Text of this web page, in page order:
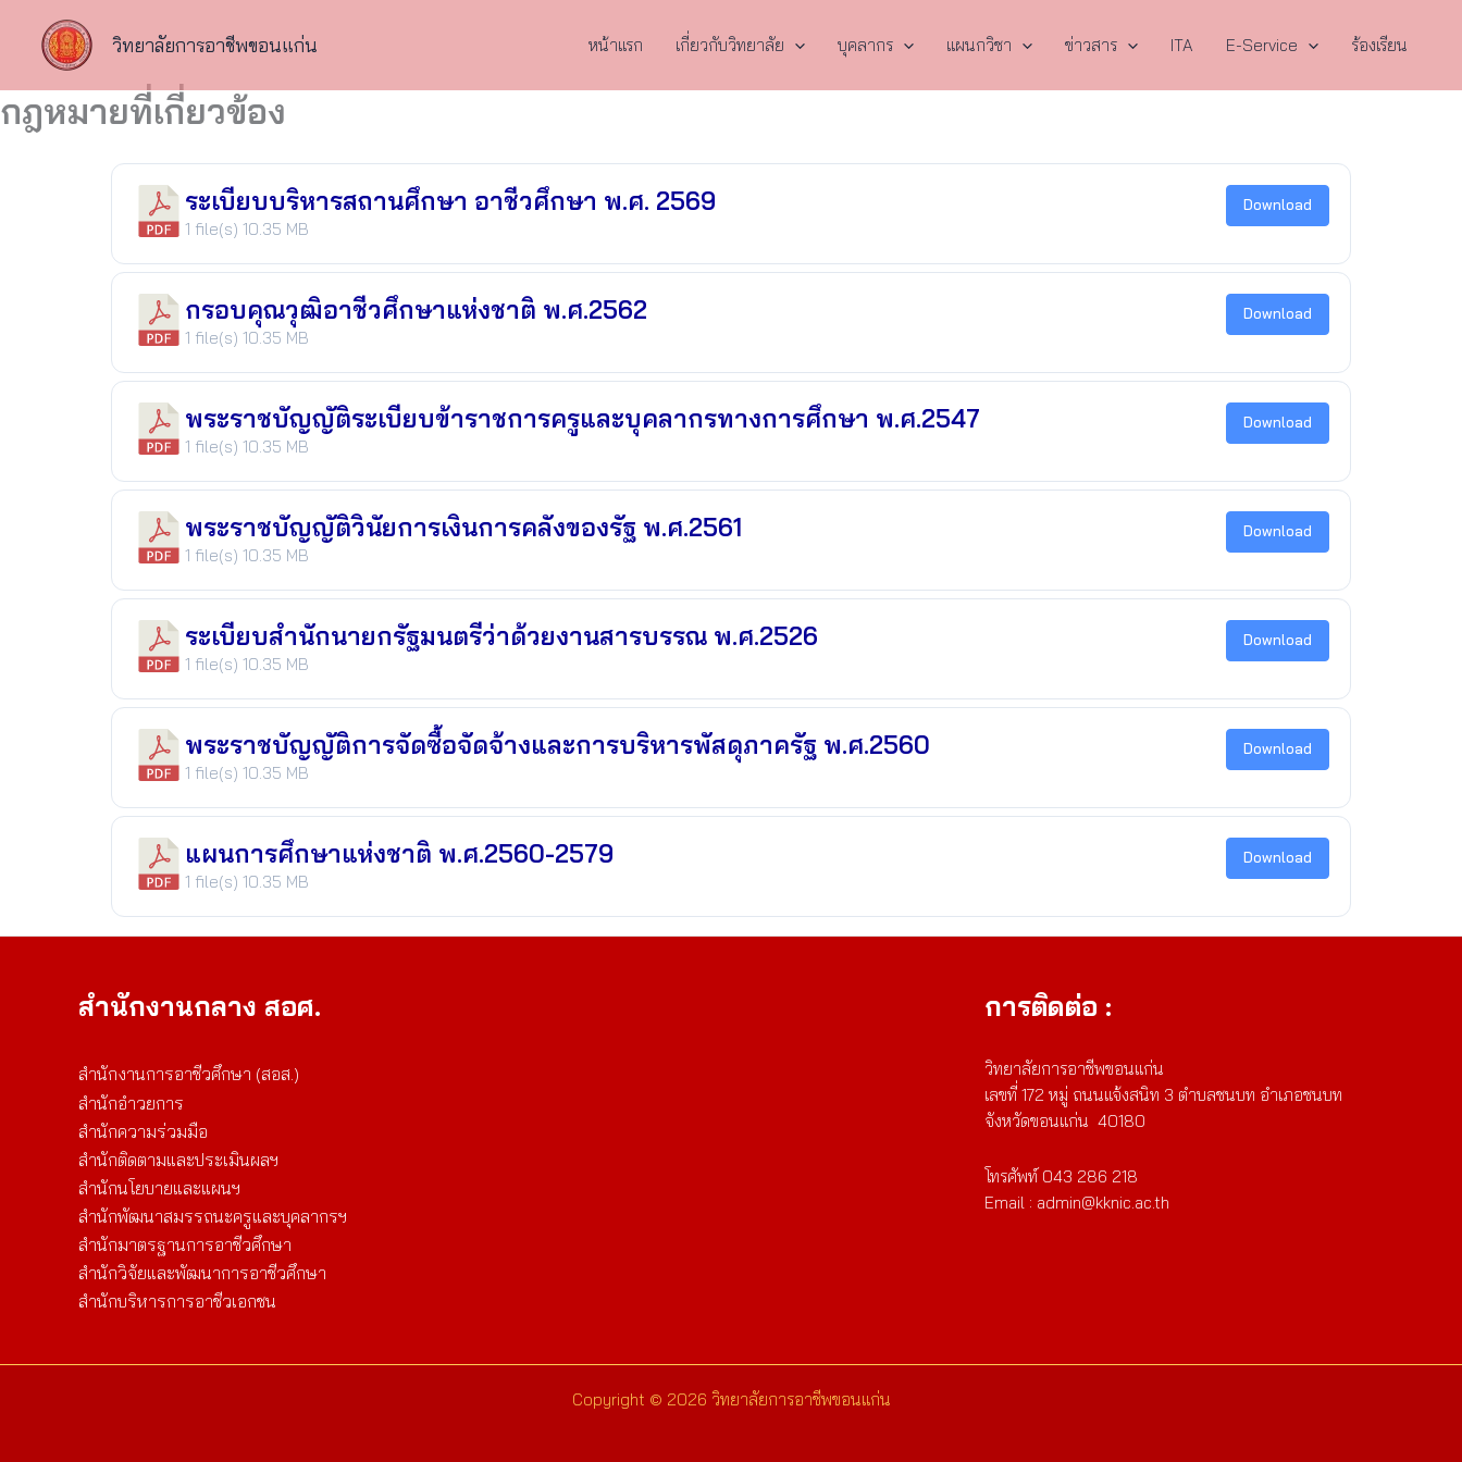
content
วิทยาลัยการอาชีพขอนแก่น หน้าแรก เกี่ยวกับวิทยาลัย บุคลากร แผนกวิชา ข่าวสาร ITA E-Service ร้องเรียน
กฎหมายที่เกี่ยวข้อง
ระเบียบบริหารสถานศึกษา อาชีวศึกษา พ.ศ. 2569
1 file(s) 10.35 MB
Download
กรอบคุณวุฒิอาชีวศึกษาแห่งชาติ พ.ศ.2562
1 file(s) 10.35 MB
Download
พระราชบัญญัติระเบียบข้าราชการครูและบุคลากรทางการศึกษา พ.ศ.2547
1 file(s) 10.35 MB
Download
พระราชบัญญัติวินัยการเงินการคลังของรัฐ พ.ศ.2561
1 file(s) 10.35 MB
Download
ระเบียบสำนักนายกรัฐมนตรีว่าด้วยงานสารบรรณ พ.ศ.2526
1 file(s) 10.35 MB
Download
พระราชบัญญัติการจัดซื้อจัดจ้างและการบริหารพัสดุภาครัฐ พ.ศ.2560
1 file(s) 10.35 MB
Download
แผนการศึกษาแห่งชาติ พ.ศ.2560-2579
1 file(s) 10.35 MB
Download
สำนักงานกลาง สอศ.
สำนักงานการอาชีวศึกษา (สอส.)
สำนักอำวยการ
สำนักความร่วมมือ
สำนักติดตามและประเมินผลฯ
สำนักนโยบายและแผนฯ
สำนักพัฒนาสมรรถนะครูและบุคลากรฯ
สำนักมาตรฐานการอาชีวศึกษา
สำนักวิจัยและพัฒนาการอาชีวศึกษา
สำนักบริหารการอาชีวเอกชน
การติดต่อ :
วิทยาลัยการอาชีพขอนแก่น
เลขที่ 172 หมู่ ถนนแจ้งสนิท 3 ตำบลชนบท อำเภอชนบท
จังหวัดขอนแก่น 40180
โทรศัพท์ 043 286 218
Email : admin@kknic.ac.th
Copyright © 2026 วิทยาลัยการอาชีพขอนแก่น